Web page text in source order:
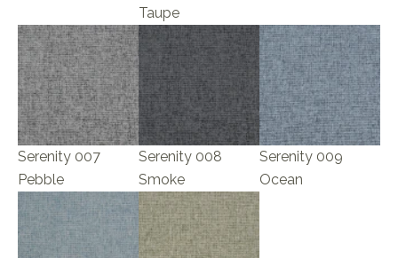
Taupe
Serenity 007
Pebble
Serenity 008
Smoke
Serenity 009
Ocean